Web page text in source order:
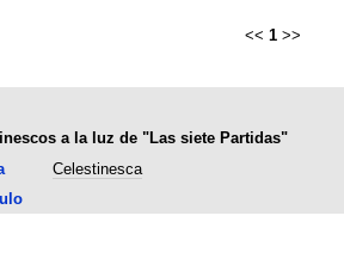
<< 1 >>
a la luz de "Las siete Partidas"
Celestinesca